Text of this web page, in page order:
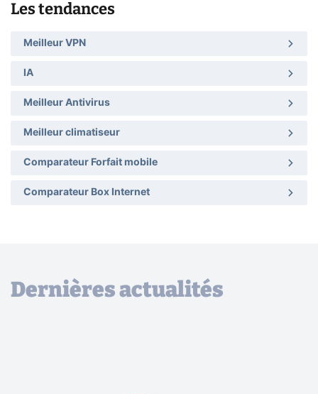
Les tendances
Meilleur VPN
IA
Meilleur Antivirus
Meilleur climatiseur
Comparateur Forfait mobile
Comparateur Box Internet
Dernières actualités